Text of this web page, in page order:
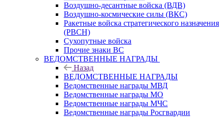
Воздушно-десантные войска (ВДВ)
Воздушно-космические силы (ВКС)
Ракетные войска стратегического назначения
(РВСН)
Сухопутные войска
Прочие знаки ВС
ВЕДОМСТВЕННЫЕ НАГРАДЫ
Назад
ВЕДОМСТВЕННЫЕ НАГРАДЫ
Ведомственные награды МВД
Ведомственные награды МО
Ведомственные награды МЧС
Ведомственные награды Росгвардии